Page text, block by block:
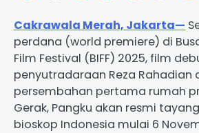
Cakrawala Merah, Jakarta—
perdana (world premiere) di
Film Festival (BIFF) 2025, film
penyutradaraan Reza Rahadian
persembahan pertama rumah
Gerak, Pangku akan resmi
bioskop Indonesia mulai 6